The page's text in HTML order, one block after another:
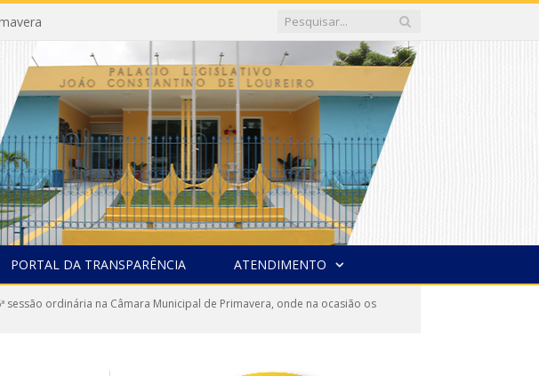
PORTAL DA TRANSPARÊNCIA ATENDIMENTO
ordinária na Câmara Municipal de Primavera, onde na ocasião os